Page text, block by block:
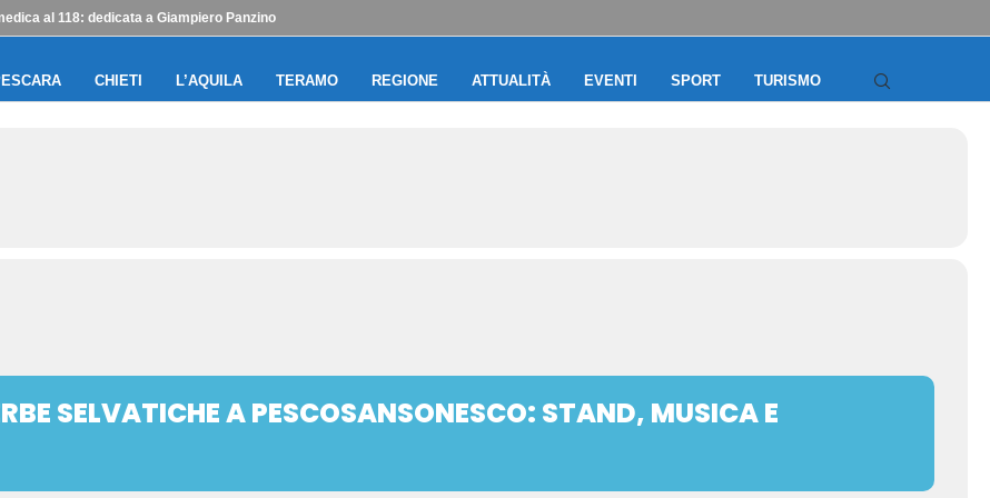
al 118: dedicata a Giampiero Panzino
CHIETI L’AQUILA TERAMO REGIONE ATTUALITÀ EVENTI SPORT TURISMO
SELVATICHE A PESCOSANSONESCO: STAND, MUSICA E